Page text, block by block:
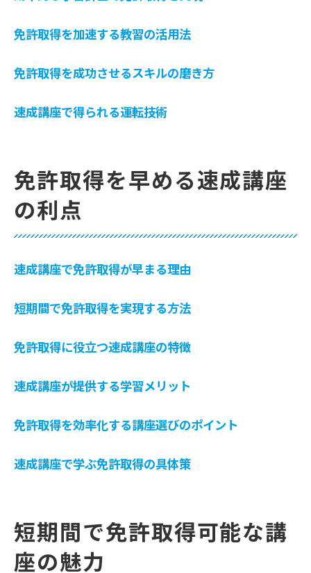
短期間で免許取得可能な講座の魅力
短期集中で免許取得を目指す講座
速成講座の時間管理術と成功例
スムーズに免許取得できる講座の利点
速成講座でスムーズに免許取得する方法
免許取得をスムーズにする速成講座のテク
ニック
効率的な免許取得に向けた速成講座活用法
速成講座で学ぶ免許取得のステップ
ト
座
免許取得を効率化する速成講座の活用法
免許取得に必要なスキルを速成講座で学ぶ
免許取得を加速する速成講座の活用術
速成講座で学ぶ免許取得のスキル
免許取得を加速する教習の活用法
免許取得を成功させるスキルの磨き方
速成講座で得られる運転技術
免許取得を早める速成講座
の利点
速成講座で免許取得が早まる理由
短期間で免許取得を実現する方法
免許取得に役立つ速成講座の特徴
速成講座が提供する学習メリット
免許取得を効率化する講座選びのポイント
速成講座で学ぶ免許取得の具体策
短期間で免許取得可能な講
座の魅力